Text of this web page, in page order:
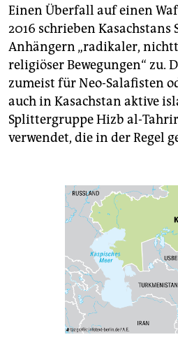
Einen Überfall auf einen
2016 schrieben
Anhängern „radikaler,
religiöser Bewegungen“ zu.
zumeist für Neo-Salafisten
auch in Kasachstan aktive
Splittergruppe Hizb al-
verwendet, die in der Regel